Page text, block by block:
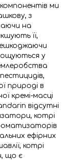
ми
з
на
її,
у
природі в
кремі-масці
відсутні
котрі
ефірних
котрі
що є